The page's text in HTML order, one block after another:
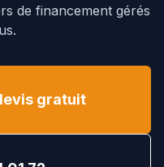
de financement gérés
gratuit